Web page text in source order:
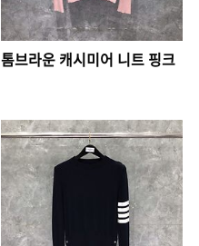
톰브라운 캐시미어 니트 핑크